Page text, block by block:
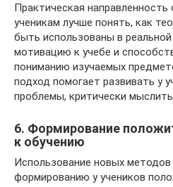
Практическая направленность
ученикам лучше понять, как
быть использованы в
мотивацию к учебе и
пониманию изучаемых
подход помогает развивать у
проблемы, критически
6. Формирование
к обучению
Использование новых методов
формированию у учеников